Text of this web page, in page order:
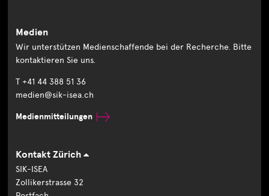
Medien
Wir unterstützen Medienschaffende bei der Recherche. Bitte
kontaktieren Sie uns.
T +41 44 388 51 36
medien@sik-isea.ch
Medienmitteilungen
Kontakt Zürich
SIK-ISEA
Zollikerstrasse 32